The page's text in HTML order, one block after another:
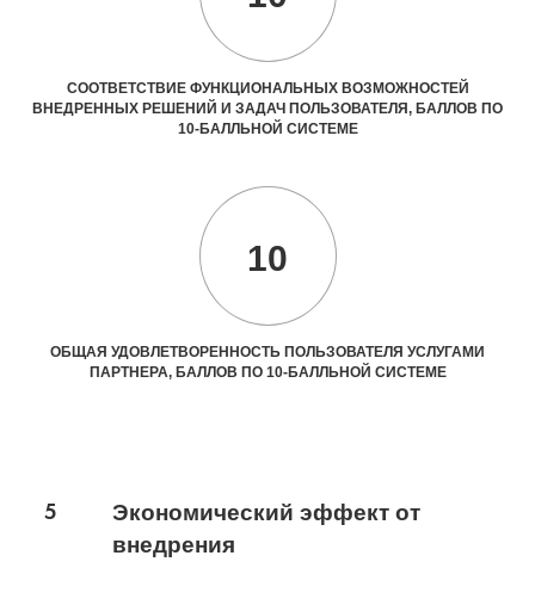
СООТВЕТСТВИЕ ФУНКЦИОНАЛЬНЫХ ВОЗМОЖНОСТЕЙ
ВНЕДРЕННЫХ РЕШЕНИЙ И ЗАДАЧ ПОЛЬЗОВАТЕЛЯ, БАЛЛОВ ПО
10-БАЛЛЬНОЙ СИСТЕМЕ
10
ОБЩАЯ УДОВЛЕТВОРЕННОСТЬ ПОЛЬЗОВАТЕЛЯ УСЛУГАМИ
ПАРТНЕРА, БАЛЛОВ ПО 10-БАЛЛЬНОЙ СИСТЕМЕ
5
Экономический эффект от
внедрения